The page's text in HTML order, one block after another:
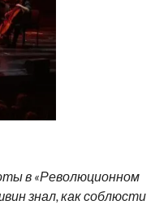
в «Революционном
знал, как соблюсти